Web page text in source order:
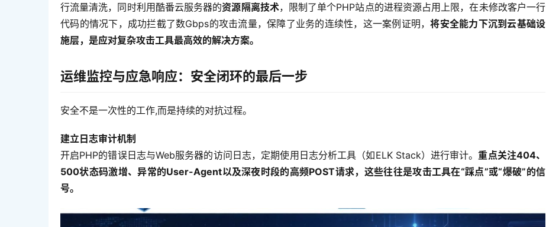
行流量清洗，同时利用酷番云服务器的资源隔离技术，限制了单个PHP站点的进程资源占用上限，在未修改客户一行
代码的情况下，成功拦截了数Gbps的攻击流量，保障了业务的连续性，这一案例证明，将安全能力下沉到云基础设
施层，是应对复杂攻击工具最高效的解决方案。
运维监控与应急响应：安全闭环的最后一步
安全不是一次性的工作,而是持续的对抗过程。
建立日志审计机制
开启PHP的错误日志与Web服务器的访问日志，定期使用日志分析工具（如ELK Stack）进行审计。重点关注404、
500状态码激增、异常的User-Agent以及深夜时段的高频POST请求，这些往往是攻击工具在“踩点”或“爆破”的信
号。